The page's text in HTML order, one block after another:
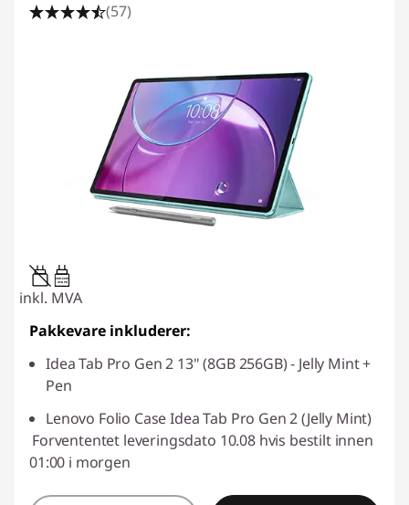
(57)
20W-60W
USB PD
inkl. MVA
Pakkevare inkluderer:
Idea Tab Pro Gen 2 13" (8GB 256GB) - Jelly Mint +
Pen
Lenovo Folio Case Idea Tab Pro Gen 2 (Jelly Mint)
Forvententet leveringsdato 10.08 hvis bestilt innen
01:00 i morgen